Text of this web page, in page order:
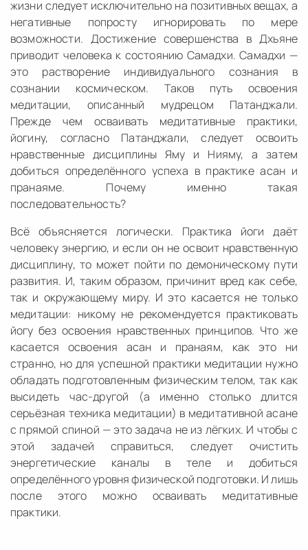
жизни следует исключительно на позитивных вещах, а
негативные попросту игнорировать по мере
возможности. Достижение совершенства в Дхьяне
приводит человека к состоянию Самадхи. Самадхи —
это растворение индивидуального сознания в
сознании космическом. Таков путь освоения
медитации, описанный мудрецом Патанджали.
Прежде чем осваивать медитативные практики,
йогину, согласно Патанджали, следует освоить
нравственные дисциплины Яму и Нияму, а затем
добиться определённого успеха в практике асан и
пранаяме. Почему именно такая
последовательность?
Всё объясняется логически. Практика йоги даёт
человеку энергию, и если он не освоит нравственную
дисциплину, то может пойти по демоническому пути
развития. И, таким образом, причинит вред как себе,
так и окружающему миру. И это касается не только
медитации: никому не рекомендуется практиковать
йогу без освоения нравственных принципов. Что же
касается освоения асан и пранаям, как это ни
странно, но для успешной практики медитации нужно
обладать подготовленным физическим телом, так как
высидеть час-другой (а именно столько длится
серьёзная техника медитации) в медитативной асане
с прямой спиной — это задача не из лёгких. И чтобы с
этой задачей справиться, следует очистить
энергетические каналы в теле и добиться
определённого уровня физической подготовки. И лишь
после этого можно осваивать медитативные
практики.